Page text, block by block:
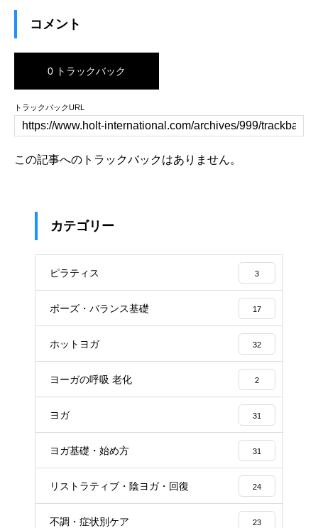
コメント
0 トラックバック
トラックバックURL
この記事へのトラックバックはありません。
カテゴリー
ピラティス 3
ポーズ・バランス基礎 17
ホットヨガ 32
ヨーガの呼吸 老化 2
ヨガ 31
ヨガ基礎・始め方 31
リストラティブ・陰ヨガ・回復 24
不調・症状別ケア 23